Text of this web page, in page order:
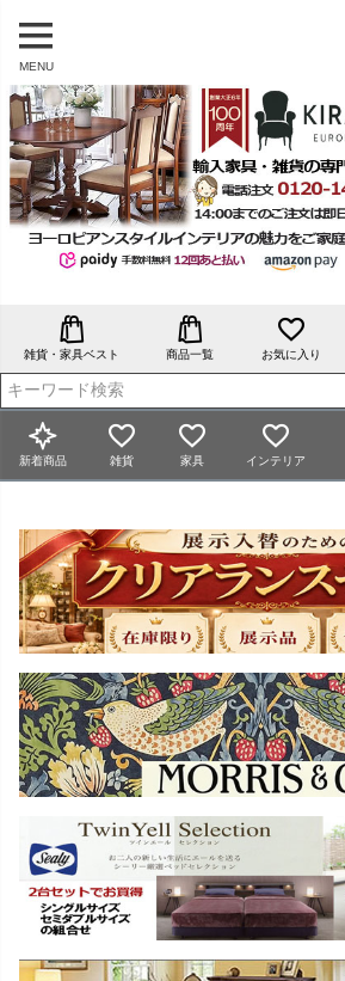
MENU
雑貨・家具ベスト 商品一覧 お気に入り
新着商品 雑貨 家具 インテリア